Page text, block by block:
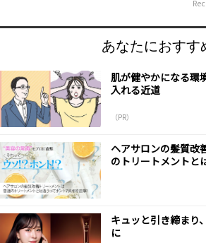
あなたにおすす
肌が健やかになる環
入れる近道
（PR）
ヘアサロンの髪質改
のトリートメントと
キュッと引き締まり
に